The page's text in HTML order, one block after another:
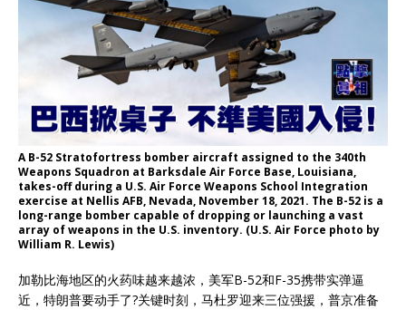
A B-52 Stratofortress bomber aircraft assigned to the 340th
Weapons Squadron at Barksdale Air Force Base, Louisiana,
takes-off during a U.S. Air Force Weapons School Integration
exercise at Nellis AFB, Nevada, November 18, 2021. The B-52 is a
long-range bomber capable of dropping or launching a vast
array of weapons in the U.S. inventory. (U.S. Air Force photo by
William R. Lewis)
加勒比海地区的火药味越来越浓，美军B-52和F-35携带实弹逼
近，特朗普要动手了?关键时刻，马杜罗迎来三位强援，普京准备